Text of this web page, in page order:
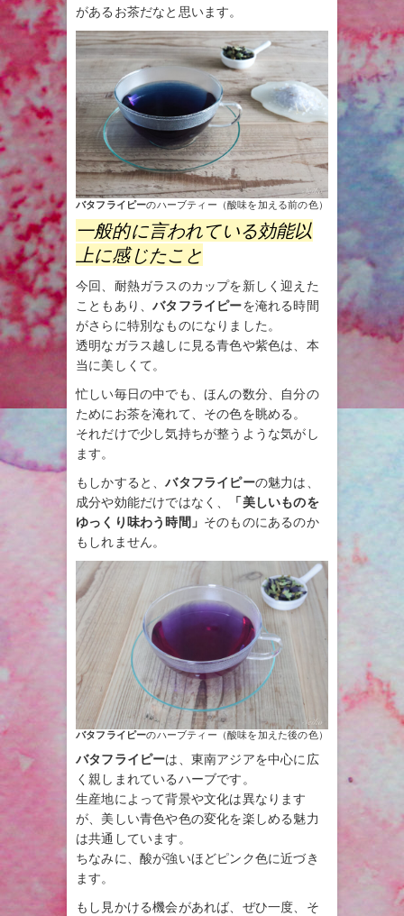
があるお茶だなと思います。
バタフライピーのハーブティー（酸味を加える前の色）
一般的に言われている効能以
上に感じたこと
今回、耐熱ガラスのカップを新しく迎えた
こともあり、バタフライピーを淹れる時間
がさらに特別なものになりました。
透明なガラス越しに見る青色や紫色は、本
当に美しくて。
忙しい毎日の中でも、ほんの数分、自分の
ためにお茶を淹れて、その色を眺める。
それだけで少し気持ちが整うような気がし
ます。
もしかすると、バタフライピーの魅力は、
成分や効能だけではなく、
「美しいものを
ゆっくり味わう時間」 そのものにあるのか
もしれません。
バタフライピーのハーブティー（酸味を加えた後の色）
バタフライピーは、東南アジアを中心に広
く親しまれているハーブです。
生産地によって背景や文化は異なります
が、美しい青色や色の変化を楽しめる魅力
は共通しています。
ちなみに、酸が強いほどピンク色に近づき
ます。
もし見かける機会があれば、ぜひ一度、そ